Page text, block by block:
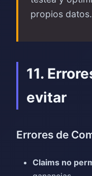
propios datos.
11.
evitar
Errores de
Claims no